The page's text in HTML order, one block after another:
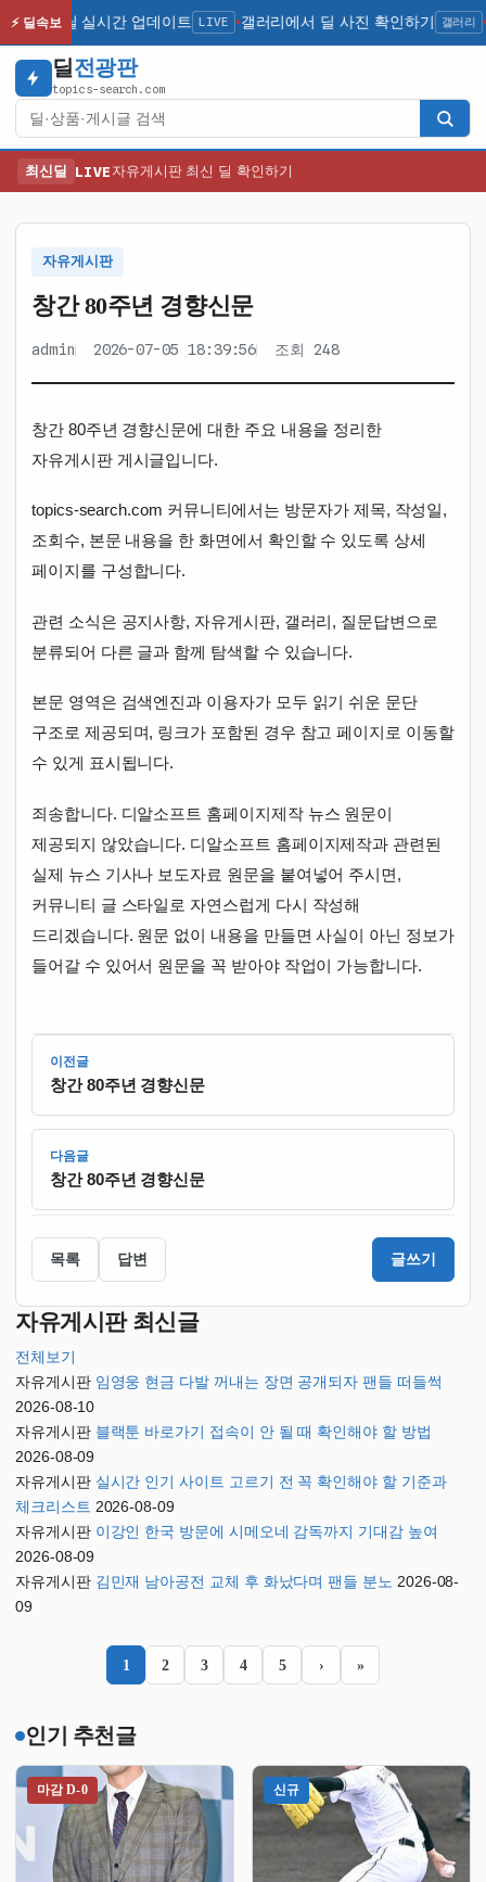
⚡ 딜속보
인기 딜 실시간 업데이트 LIVE ● 갤러리에서 딜 사진 확인하기 갤러리
딜 전광판
topics-search.com
검색
최신딜 LIVE 자유게시판 최신 딜 확인하기
자유게시판
창간 80주년 경향신문
admin 2026-07-05 18:39:56 조회 248
창간 80주년 경향신문에 대한 주요 내용을 정리한
자유게시판 게시글입니다.
topics-search.com 커뮤니티에서는 방문자가 제목, 작성일,
조회수, 본문 내용을 한 화면에서 확인할 수 있도록 상세
페이지를 구성합니다.
관련 소식은 공지사항, 자유게시판, 갤러리, 질문답변으로
분류되어 다른 글과 함께 탐색할 수 있습니다.
본문 영역은 검색엔진과 이용자가 모두 읽기 쉬운 문단
구조로 제공되며, 링크가 포함된 경우 참고 페이지로 이동할
수 있게 표시됩니다.
죄송합니다. 디알소프트 홈페이지제작 뉴스 원문이
제공되지 않았습니다. 디알소프트 홈페이지제작과 관련된
실제 뉴스 기사나 보도자료 원문을 붙여넣어 주시면,
커뮤니티 글 스타일로 자연스럽게 다시 작성해
드리겠습니다. 원문 없이 내용을 만들면 사실이 아닌 정보가
들어갈 수 있어서 원문을 꼭 받아야 작업이 가능합니다.
이전글
창간 80주년 경향신문
다음글
창간 80주년 경향신문
목록 답변 글쓰기
자유게시판 최신글
전체보기
자유게시판 임영웅 현금 다발 꺼내는 장면 공개되자 팬들 떠들썩
2026-08-10
자유게시판 블랙툰 바로가기 접속이 안 될 때 확인해야 할 방법
2026-08-09
자유게시판 실시간 인기 사이트 고르기 전 꼭 확인해야 할 기준과
체크리스트 2026-08-09
자유게시판 이강인 한국 방문에 시메오네 감독까지 기대감 높여
2026-08-09
자유게시판 김민재 남아공전 교체 후 화났다며 팬들 분노 2026-08-
09
1 2 3 4 5 › »
인기 추천글
마감 D-0 신규